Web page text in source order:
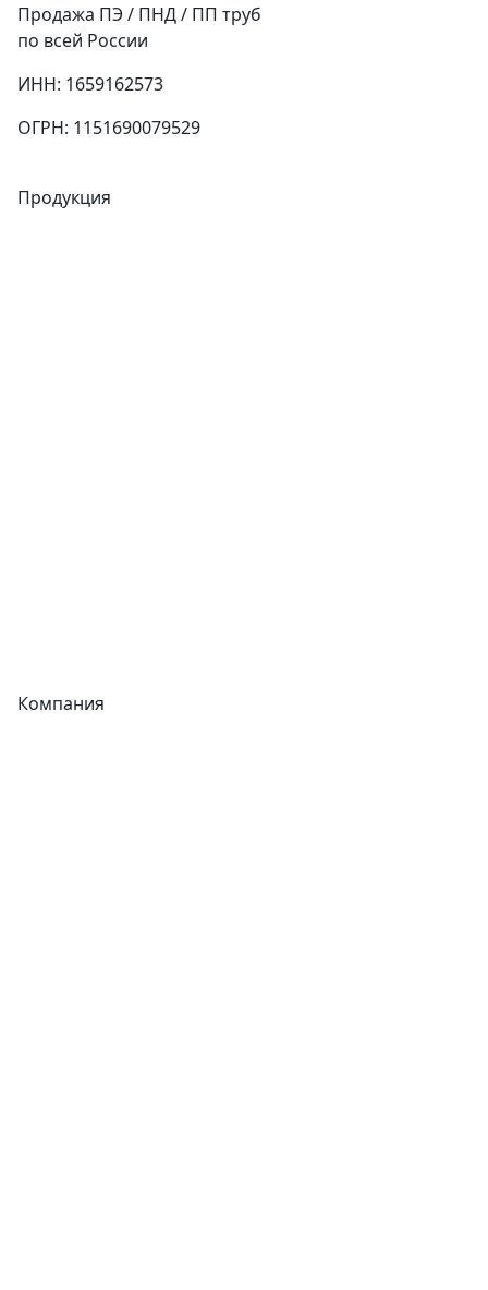
Продажа ПЭ / ПНД / ПП труб
по всей России
ИНН: 1659162573
ОГРН: 1151690079529
Продукция
Компания